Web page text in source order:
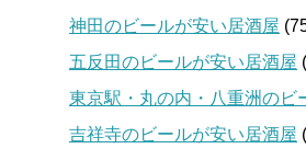
神田のビールが安い居酒屋
五反田のビールが安い居酒屋
東京駅・丸の内・八重洲のビ
吉祥寺のビールが安い居酒屋